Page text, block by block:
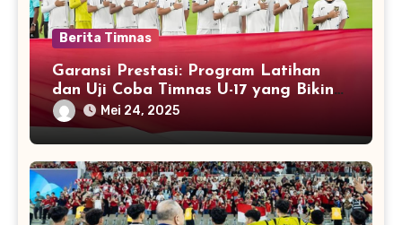
Berita Timnas
Garansi Prestasi: Program Latihan
dan Uji Coba Timnas U-17 yang Bikin
Dunia Melirik
Mei 24, 2025